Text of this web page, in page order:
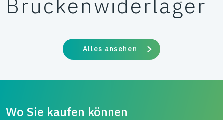
Brückenwiderlager
Alles ansehen
Wo Sie kaufen können